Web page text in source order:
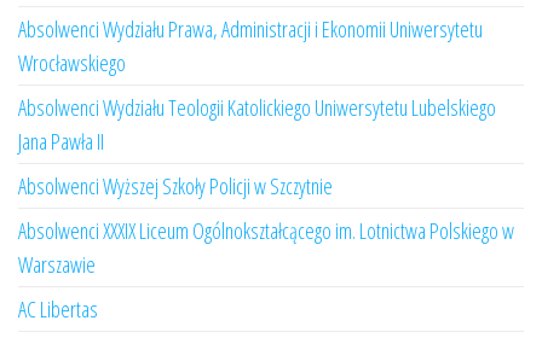
Absolwenci Wydziału Prawa, Administracji i Ekonomii Uniwersytetu
Wrocławskiego
Absolwenci Wydziału Teologii Katolickiego Uniwersytetu Lubelskiego
Jana Pawła II
Absolwenci Wyższej Szkoły Policji w Szczytnie
Absolwenci XXXIX Liceum Ogólnokształcącego im. Lotnictwa Polskiego w
Warszawie
AC Libertas